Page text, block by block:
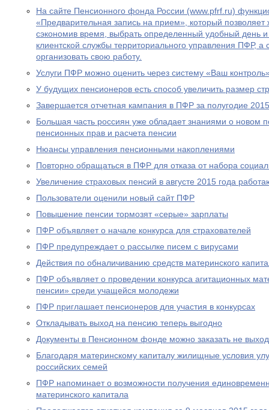
На сайте Пенсионного фонда России (www.pfrf.ru)
«Предварительная запись на прием», который
сэкономив время, выбрать определенный удобный день
клиентской службы территориального управления ПФР,
организовать свою работу.
Услуги ПФР можно оценить через систему «Ваш
У будущих пенсионеров есть способ увеличить размер
Завершается отчетная кампания в ПФР за полугодие
Большая часть россиян уже обладает знаниями о новом
пенсионных прав и расчета пенсии
Нюансы управления пенсионными накоплениями
Повторно обращаться в ПФР для отказа от набора
Увеличение страховых пенсий в августе 2015 года
Пользователи оценили новый сайт ПФР
Повышение пенсии тормозят «серые» зарплаты
ПФР объявляет о начале конкурса для страхователей
ПФР предупреждает о рассылке писем с вирусами
Действия по обналичиванию средств материнского
ПФР объявляет о проведении конкурса агитационных
пенсии» среди учащейся молодежи
ПФР приглашает пенсионеров для участия в конкурсах
Откладывать выход на пенсию теперь выгодно
Документы в Пенсионном фонде можно заказать не
Благодаря материнскому капиталу жилищные условия
российских семей
ПФР напоминает о возможности получения
материнского капитала